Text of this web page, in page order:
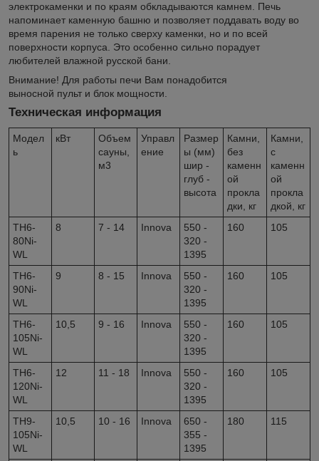
электрокаменки и по краям обкладываются камнем. Печь
напоминает каменную башню и позволяет поддавать воду во
время парения не только сверху каменки, но и по всей
поверхности корпуса. Это особенно сильно порадует
любителей влажной русской бани.
Внимание! Для работы печи Вам понадобится
выносной пульт и блок мощности.
Техническая информация
Модел
ь
кВт
Объем
сауны,
м3
Управл
ение
Размер
ы (мм)
шир -
глуб -
высота
Камни,
без
каменн
ой
прокла
дки, кг
Камни,
с
каменн
ой
прокла
дкой, кг
TH6-
80Ni-
WL
8 7 - 14 Innova
550 -
320 -
1395
160 105
TH6-
90Ni-
WL
9 8 - 15 Innova
550 -
320 -
1395
160 105
TH6-
105Ni-
WL
10,5 9 - 16 Innova
550 -
320 -
1395
160 105
TH6-
120Ni-
WL
12 11 - 18 Innova
550 -
320 -
1395
160 105
TH9-
105Ni-
WL
10,5 10 - 16 Innova
650 -
355 -
1395
180 115